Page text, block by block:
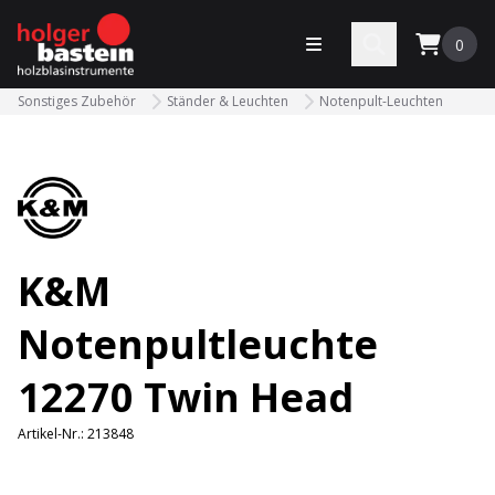
bastein
Menü öffnen 0
Sonstiges Zubehör Ständer & Leuchten Notenpult-Leuchten
K&M
Notenpultleuchte
12270 Twin Head
Artikel-Nr.: 213848